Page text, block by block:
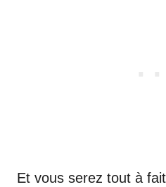
Et vous serez tout à